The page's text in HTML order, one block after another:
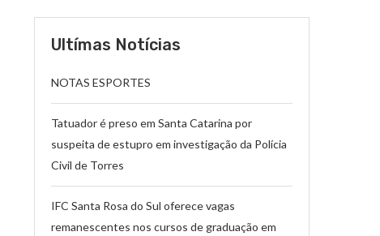
Ultímas Notícias
NOTAS ESPORTES
Tatuador é preso em Santa Catarina por
suspeita de estupro em investigação da Polícia
Civil de Torres
IFC Santa Rosa do Sul oferece vagas
remanescentes nos cursos de graduação em